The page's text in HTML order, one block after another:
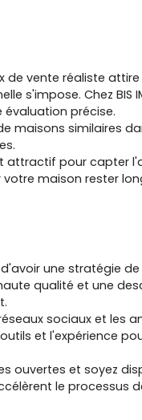
de vente réaliste
Chez BIS
précise.
maisons similaires
attractif pour capter
maison rester
une stratégie
qualité et une
sociaux et les
outils et l'expérience
ouvertes et soyez
le processus